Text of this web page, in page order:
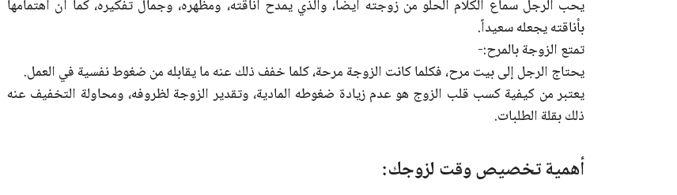
يحب الرجل سماع الكلام الحلو من زوجته أيضاً، والذي يمدح أناقته، ومظهره، وجمال تفكيره، كما أن اهتمامها
بأناقته يجعله سعيداً.
تمتع الزوجة بالمرح:-
يحتاج الرجل إلى بيت مرح، فكلما كانت الزوجة مرحة، كلما خفف ذلك عنه ما يقابله من ضغوط نفسية في العمل.
يعتبر من كيفية كسب قلب الزوج هو عدم زيادة ضغوطه المادية، وتقدير الزوجة لظروفه، ومحاولة التخفيف عنه
ذلك بقلة الطلبات.
أهمية تخصيص وقت لزوجك: